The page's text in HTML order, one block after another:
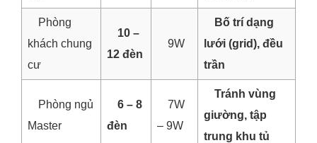
Phòng
khách chung
cư
10 –
12 đèn
9W
Bố trí dạng
lưới (grid), đều
trần
Phòng ngủ
Master
6 – 8
đèn
7W
– 9W
Tránh vùng
giường, tập
trung khu tủ